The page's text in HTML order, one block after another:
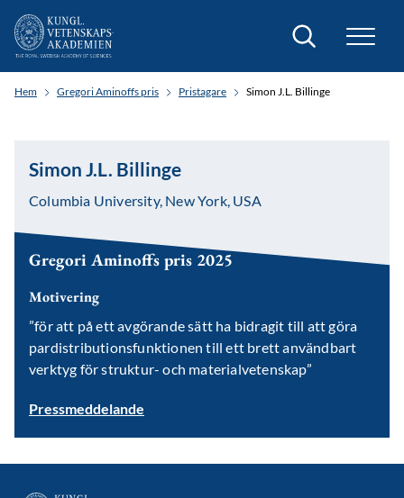
Sök
Hem Gregori Aminoffs pris Pristagare Simon J.L. Billinge
Simon J.L. Billinge
Columbia University, New York, USA
Gregori Aminoffs pris 2025
Motivering
”för att på ett avgörande sätt ha bidragit till att göra
pardistributionsfunktionen till ett brett användbart
verktyg för struktur- och materialvetenskap”
Pressmeddelande